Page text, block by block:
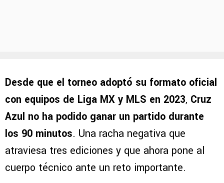
Desde que el torneo adoptó su formato oficial
con equipos de Liga MX y MLS en 2023, Cruz
Azul no ha podido ganar un partido durante
los 90 minutos. Una racha negativa que
atraviesa tres ediciones y que ahora pone al
cuerpo técnico ante un reto importante.